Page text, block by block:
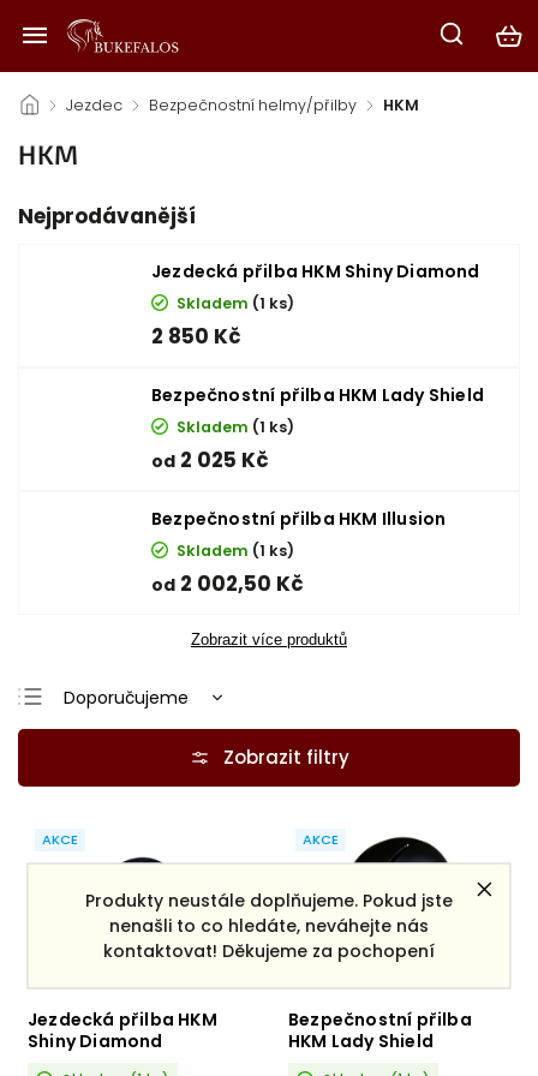
Produkty neustále doplňujeme. Pokud jste
nenašli to co hledáte, neváhejte nás
kontaktovat! Děkujeme za pochopení
/ Jezdec / Bezpečnostní helmy/přilby / HKM
HKM
Nejprodávanější
Jezdecká přilba HKM Shiny Diamond
Skladem (1 ks)
2 850 Kč
Bezpečnostní přilba HKM Lady Shield
Skladem (1 ks)
od 2 025 Kč
Bezpečnostní přilba HKM Illusion
Skladem (1 ks)
od 2 002,50 Kč
Zobrazit více produktů
Doporučujeme
Nejlevnější
Abecedně
AKCE
–25
%
Jezdecká přilba HKM
Shiny Diamond
AKCE
Bezpečnostní přilba
HKM Lady Shield